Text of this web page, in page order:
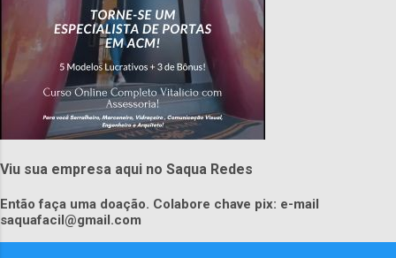
Viu sua empresa aqui no Saqua Redes
Então faça uma doação. Colabore chave pix: e-mail
saquafacil@gmail.com